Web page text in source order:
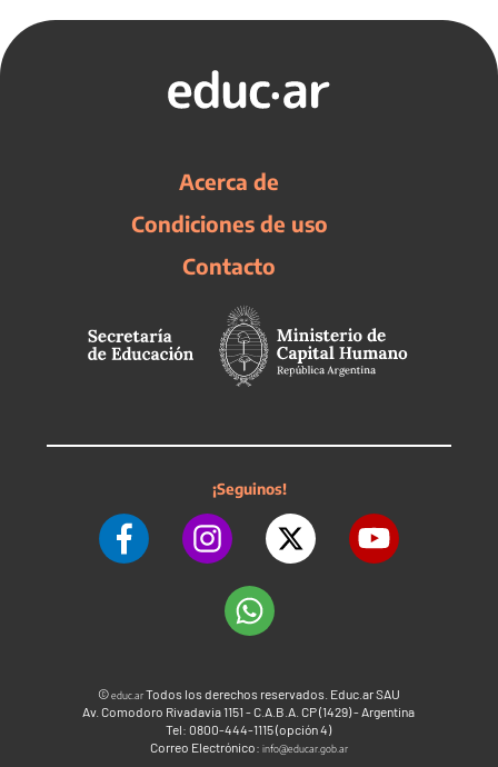
Acerca de
Condiciones de uso
Contacto
¡Seguinos!
©educ.arTodos los derechos reservados. Educ.ar SAU
Av. Comodoro Rivadavia 1151 - C.A.B.A. CP (1429) - Argentina
Tel: 0800-444-1115 (opción 4)
Correo Electrónico: info@educar.gob.ar